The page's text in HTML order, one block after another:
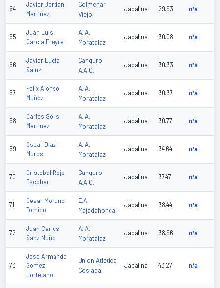
64
Javier Jordan
Martinez
Colmenar
Viejo
Jabalina 29.93 n/a
65
Juan Luis
Garcia Freyre
A. A.
Moratalaz
Jabalina 30.08 n/a
66
Javier Lucia
Sainz
Canguro
A.A.C.
Jabalina 30.33 n/a
67
Felix Alonso
Muñoz
A. A.
Moratalaz
Jabalina 30.37 n/a
68
Carlos Solis
Martinez
A. A.
Moratalaz
Jabalina 30.77 n/a
69
Oscar Diaz
Muros
A. A.
Moratalaz
Jabalina 34.64 n/a
70
Cristobal Rojo
Escobar
Canguro
A.A.C.
Jabalina 37.47 n/a
71
Cesar Moruno
Tomico
E.A.
Majadahonda
Jabalina 38.44 n/a
72
Juan Carlos
Sanz Nuño
A. A.
Moratalaz
Jabalina 38.96 n/a
73
Jose Armando
Gomez
Hortelano
Union Atletica
Coslada
Jabalina 43.27 n/a